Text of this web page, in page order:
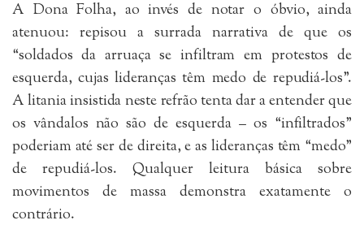
A Dona Folha, ao invés de notar o óbvio, ainda
atenuou: repisou a surrada narrativa de que os
“soldados da arruaça se infiltram em protestos de
esquerda, cujas lideranças têm medo de repudiá-los”.
A litania insistida neste refrão tenta dar a entender que
os vândalos não são de esquerda – os “infiltrados”
poderiam até ser de direita, e as lideranças têm “medo”
de repudiá-los. Qualquer leitura básica sobre
movimentos de massa demonstra exatamente o
contrário.